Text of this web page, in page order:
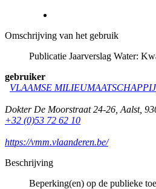
Omschrijving van het gebruik
Publicatie Jaarverslag Water:
gebruiker
VLAAMSE MILIEUMAATSCHAPPIJ
Dokter De Moorstraat 24-26 Aalst,
+32 (0)53 72 62 10
https://vmm.vlaanderen.be/
Beschrijving
Beperking(en) op de publieke